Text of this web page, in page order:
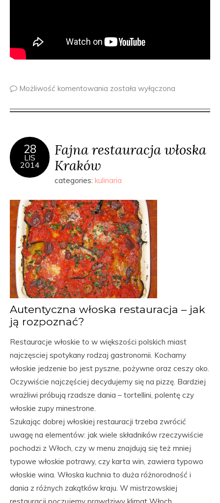
Możliwość komentowania została wyłączona
28
LIS
2014
Fajna restauracja włoska
Kraków
categories: kulinaria
Autentyczna włoska restauracja – jak
ją rozpoznać?
Restauracje włoskie to w większości polskich miast
najczęsciej spotykany rodzaj gastronomii. Kochamy
włoskie jedzenie bo jest pyszne, pożywne oraz ceszy oko.
Oczywiście najczęściej decydujemy się na pizzę. Bardziej
wrażliwi próbują rzadsze dania – tortellini, polentę czy
włoskie zupy minestrone.
Szukając dobrej włoskiej restauracji trzeba zwrócić
uwagę na elementów: jak wiele składników rzeczywiście
pochodzi z Włoch, czy w menu znajdują się też mniej
typowe włoskie potrawy, czy karta win, zawiera typowo
włoskie wina. Włoska kuchnia to duża różnorodność i
dania z różnych zakątków kraju. W mistrzowskiej
restauracji poczujemy prawdziwy klimat Włoch.